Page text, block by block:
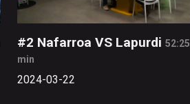
#2 Nafarroa VS Lapurdi 52:25
min
2024-03-22